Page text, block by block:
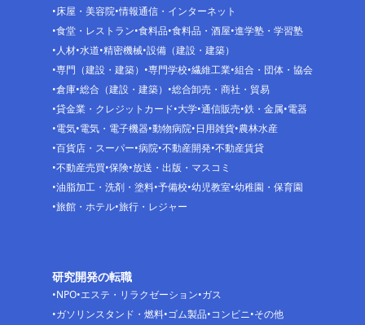
床屋・美容院 情報通信・インターネット
食堂・レストラン 食料品 食料品・酒屋 進学塾・学習塾
人材 水道 精密機械 設備（建設・建築）
専門（建設・建築）
専門学校 繊維工業 組合・団体・協会
倉庫 総合（建設・建築）
総合卸売・商社・貿易
貸金業・クレジットカード 大学 通信販売 鉄・金属 電器
電気 電気・電子機器 動物病院 日用雑貨 農林水産
百貨店・スーパー 病院 不動産開発 不動産賃貸
不動産売買 保険 放送・出版・マスコミ
油脂加工・洗剤・塗料 予備校 幼児教室 幼稚園・保育園
旅館・ホテル 旅行・レジャー
研究開発の転職
NPO エステ・リラクゼーション ガス
ガソリンスタンド・燃料 ゴム製品 コンビニ その他